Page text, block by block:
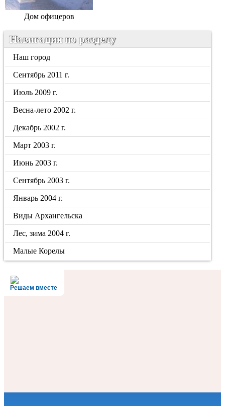
Дом офицеров
Навигация по разделу
Наш город
Сентябрь 2011 г.
Июль 2009 г.
Весна-лето 2002 г.
Декабрь 2002 г.
Март 2003 г.
Июнь 2003 г.
Сентябрь 2003 г.
Январь 2004 г.
Виды Архангельска
Лес, зима 2004 г.
Малые Корелы
Решаем вместе